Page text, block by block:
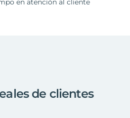
en atención al cliente
de clientes